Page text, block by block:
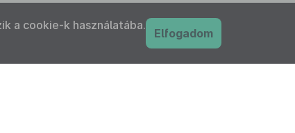
a cookie-k használatába.
Elfogadom